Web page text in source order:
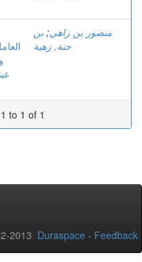
منصور بن زاهي; بن
حنة, زهية
to 1 of 1
2013 Duraspace - Feedback